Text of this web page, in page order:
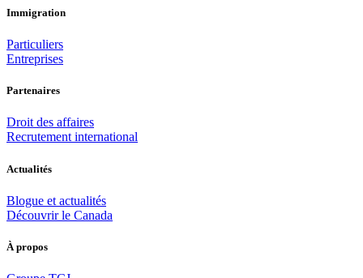
Immigration
Particuliers
Entreprises
Partenaires
Droit des affaires
Recrutement international
Actualités
Blogue et actualités
Découvrir le Canada
À propos